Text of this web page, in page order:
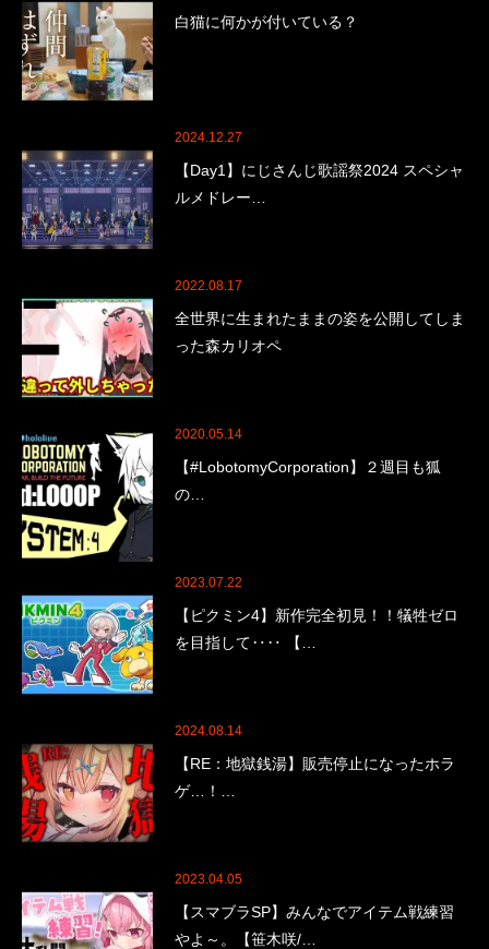
白猫に何かが付いている？
2024.12.27
【Day1】にじさんじ歌謡祭2024 スペシャ
ルメドレー…
2022.08.17
全世界に生まれたままの姿を公開してしま
った森カリオペ
2020.05.14
【#LobotomyCorporation】２週目も狐
の…
2023.07.22
【ピクミン4】新作完全初見！！犠牲ゼロ
を目指して‥‥ 【…
2024.08.14
【RE：地獄銭湯】販売停止になったホラ
ゲ…！…
2023.04.05
【スマブラSP】みんなでアイテム戦練習
やよ～。【笹木咲/…